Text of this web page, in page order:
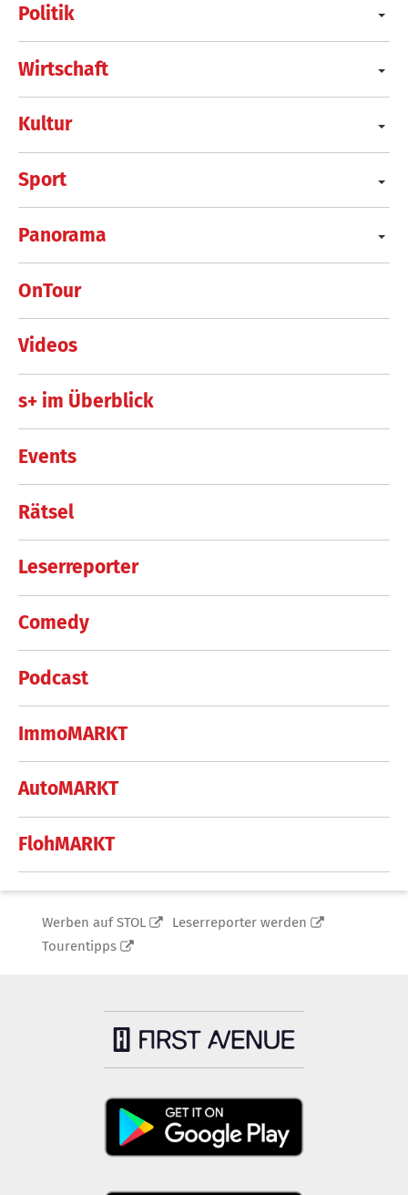
Politik
Wirtschaft
Kultur
Sport
Panorama
OnTour
Videos
s+ im Überblick
Events
Rätsel
Leserreporter
Comedy
Podcast
ImmoMARKT
AutoMARKT
FlohMARKT
Werben auf STOL
Leserreporter werden
Tourentipps